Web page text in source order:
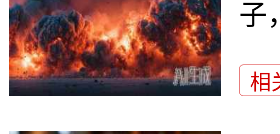
子
相